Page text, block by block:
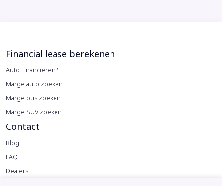
Financial lease berekenen
Auto Financieren?
Marge auto zoeken
Marge bus zoeken
Marge SUV zoeken
Contact
Blog
FAQ
Dealers